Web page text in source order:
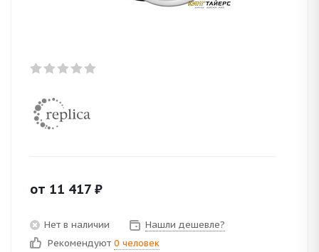
от 11 417 ₽
Нет в наличии
Нашли дешевле?
Рекомендуют 0 человек